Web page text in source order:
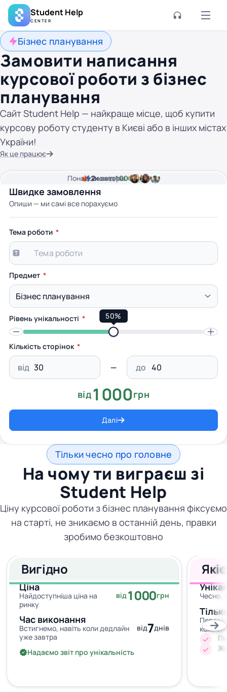
Student Help
CENTER
Бізнес планування
Замовити написання
курсової роботи з бізнес
планування
Сайт Student Help — найкраще місце, щоб купити
курсову роботу студенту в Києві або в інших містах
України!
Як це працює
Швидке замовлення
Опиши — ми самі все порахуємо
2хвилини часу
Ціна від1000 грн
Понад2кавторів
Тема роботи
Предмет
Рівень унікальності 50%
Кількість сторінок
від до
від 1000грн
Далі
Тільки чесно про головне
На чому ти виграєш зі
Student Help
Ціну курсової роботи з бізнес планування фіксуємо
на старті, не зникаємо в останній день, правки
зробимо безкоштовно
Вигідно
Ціна
Найдоступніша ціна на
ринку
від1000грн
Час виконання
Встигнемо, навіть коли дедлайн
уже завтра
від7днів
Надаємо звіт про унікальність
Чесно,